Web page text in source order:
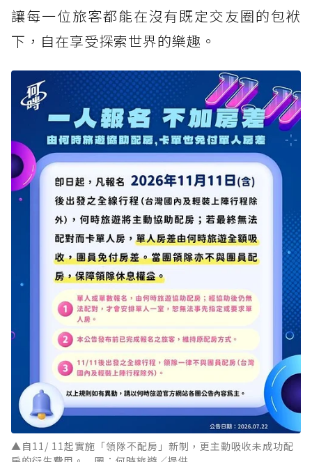
讓每一位旅客都能在沒有既定交友圈的包袱
下，自在享受探索世界的樂趣。
▲自11/ 11起實施「領隊不配房」新制，更主動吸收未成功配